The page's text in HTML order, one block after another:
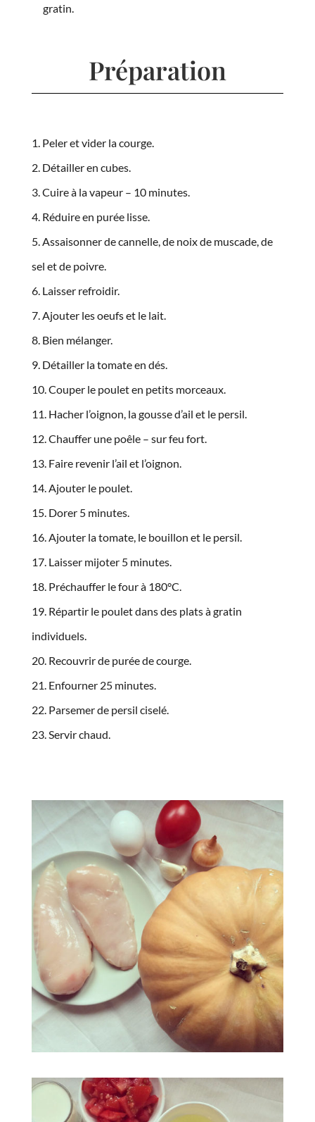
gratin.
Préparation
Peler et vider la courge.
Détailler en cubes.
Cuire à la vapeur – 10 minutes.
Réduire en purée lisse.
Assaisonner de cannelle, de noix de muscade, de
sel et de poivre.
Laisser refroidir.
Ajouter les oeufs et le lait.
Bien mélanger.
Détailler la tomate en dés.
Couper le poulet en petits morceaux.
Hacher l’oignon, la gousse d’ail et le persil.
Chauffer une poêle – sur feu fort.
Faire revenir l’ail et l’oignon.
Ajouter le poulet.
Dorer 5 minutes.
Ajouter la tomate, le bouillon et le persil.
Laisser mijoter 5 minutes.
Préchauffer le four à 180°C.
Répartir le poulet dans des plats à gratin
individuels.
Recouvrir de purée de courge.
Enfourner 25 minutes.
Parsemer de persil ciselé.
Servir chaud.